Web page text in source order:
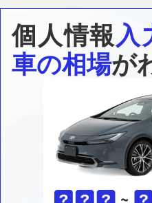
個人情報入
車の相場が